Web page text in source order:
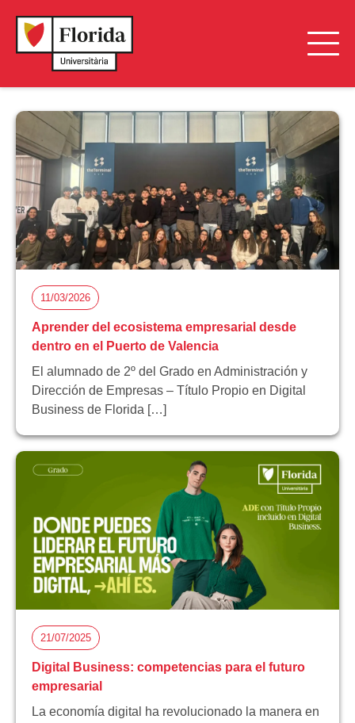
11/03/2026
Aprender del ecosistema empresarial desde
dentro en el Puerto de Valencia
El alumnado de 2º del Grado en Administración y
Dirección de Empresas – Título Propio en Digital
Business de Florida […]
21/07/2025
Digital Business: competencias para el futuro
empresarial
La economía digital ha revolucionado la manera en